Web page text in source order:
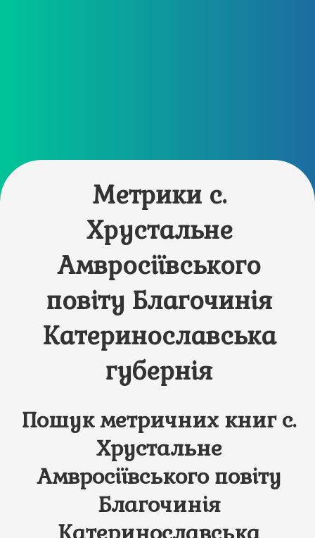
Метрики с.
Хрустальне
Амвросіївського
повіту Благочинія
Катеринославська
губернія
Пошук метричних книг с.
Хрустальне
Амвросіївського повіту
Благочинія